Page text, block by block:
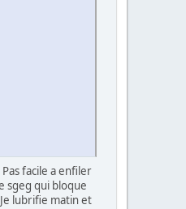
facile a enfiler
sgeg qui bloque
lubrifie matin et